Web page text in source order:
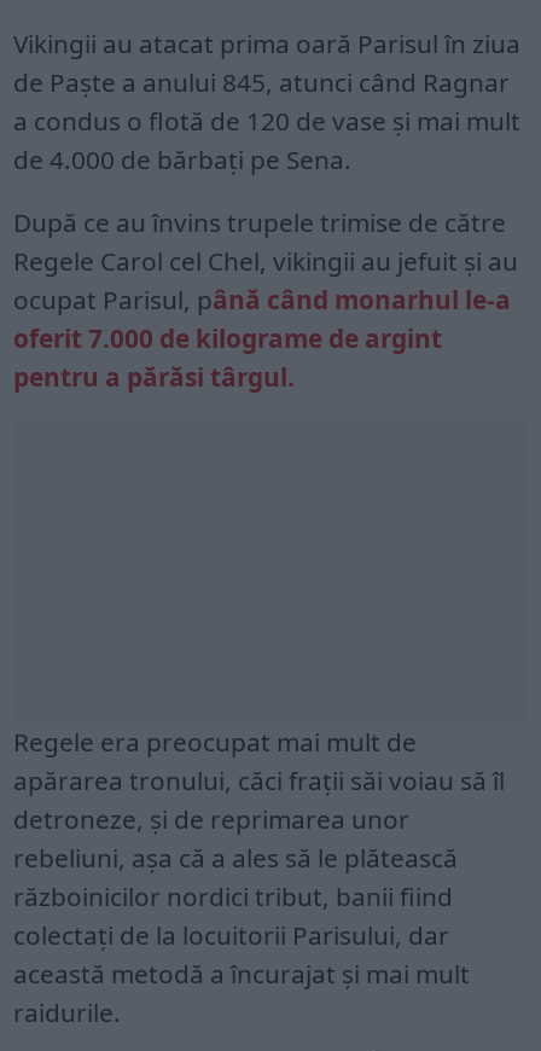
Vikingii au atacat prima oară Parisul în ziua
de Paşte a anului 845, atunci când Ragnar
a condus o flotă de 120 de vase şi mai mult
de 4.000 de bărbaţi pe Sena.
După ce au învins trupele trimise de către
Regele Carol cel Chel, vikingii au jefuit şi au
ocupat Parisul, până când monarhul le-a
oferit 7.000 de kilograme de argint
pentru a părăsi târgul.
Regele era preocupat mai mult de
apărarea tronului, căci fraţii săi voiau să îl
detroneze, şi de reprimarea unor
rebeliuni, așa că a ales să le plătească
războinicilor nordici tribut, banii fiind
colectaţi de la locuitorii Parisului, dar
această metodă a încurajat şi mai mult
raidurile.